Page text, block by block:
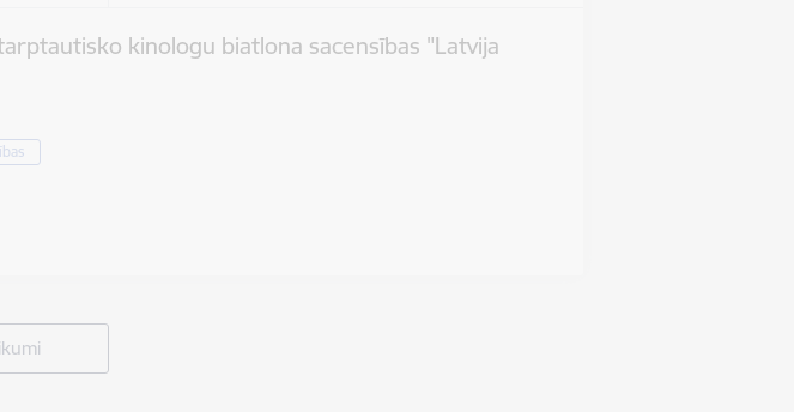
kinologu biatlona sacensības "Latvija